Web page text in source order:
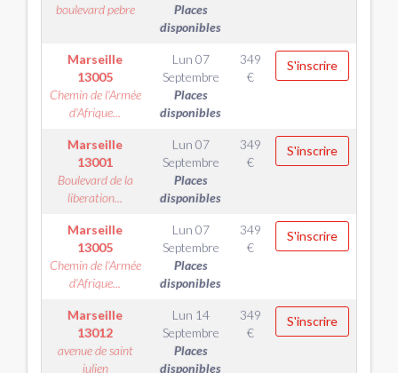
boulevard pebre
Places
disponibles
Marseille
13005
Chemin de l'Armée
d'Afrique...
Lun 07
Septembre
Places
disponibles
349
€
S'inscrire
Marseille
13001
Boulevard de la
liberation...
Lun 07
Septembre
Places
disponibles
349
€
S'inscrire
Marseille
13005
Chemin de l'Armée
d'Afrique...
Lun 07
Septembre
Places
disponibles
349
€
S'inscrire
Marseille
13012
avenue de saint
julien
Lun 14
Septembre
Places
disponibles
349
€
S'inscrire